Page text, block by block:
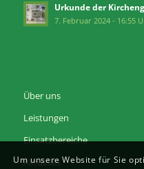
Urkunde der
7. Februar 2024 - 16:55
Über uns
Leistungen
Einsatzbereiche
Aktuelles
Um unsere Website für Sie